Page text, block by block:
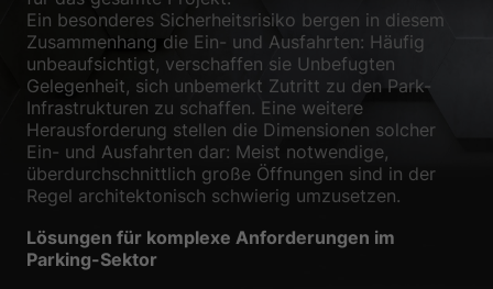
Ein besonderes Sicherheitsrisiko bergen in diesem
Zusammenhang die Ein- und Ausfahrten: Häufig
unbeaufsichtigt, verschaffen sie Unbefugten
Gelegenheit, sich unbemerkt Zutritt zu den Park-
Infrastrukturen zu schaffen. Eine weitere
Herausforderung stellen die Dimensionen solcher
Ein- und Ausfahrten dar: Meist notwendige,
überdurchschnittlich große Öffnungen sind in der
Regel architektonisch schwierig umzusetzen.
Lösungen für komplexe Anforderungen im
Parking-Sektor